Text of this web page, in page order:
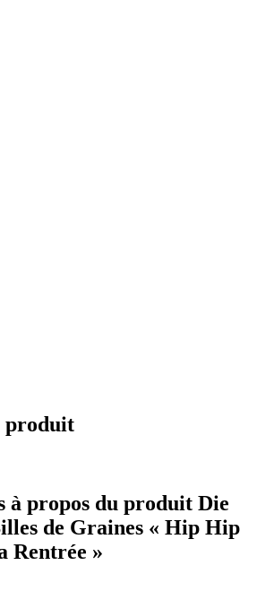
produit
à propos du produit Die
de Graines « Hip Hip
Rentrée »